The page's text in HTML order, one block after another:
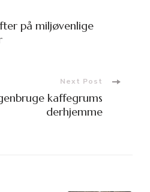
på miljøvenlige
Next Post
kaffegrums
derhjemme